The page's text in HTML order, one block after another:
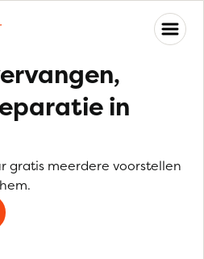
in
gratis meerdere voorstellen